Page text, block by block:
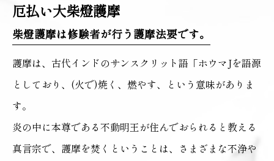
厄払い大柴燈護摩
柴燈護摩は修験者が行う護摩法要です。
護摩は、古代インドのサンスクリット語「ホウマJを語源
としており、(火で)焼く、燃やす、という意味がありま
す。
炎の中に本尊である不動明王が住んでおられると教える
真言宗で、護摩を焚くということは、さまざまな不浄や